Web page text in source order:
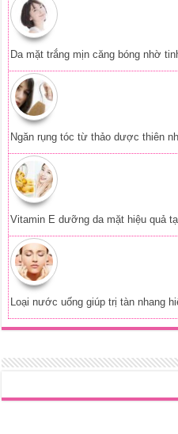
Vitamin E dưỡng da mặt hiệu quả tại
Loại nước uống giúp trị tàn nhang
Copyright © 2017 - 2026Cẩm